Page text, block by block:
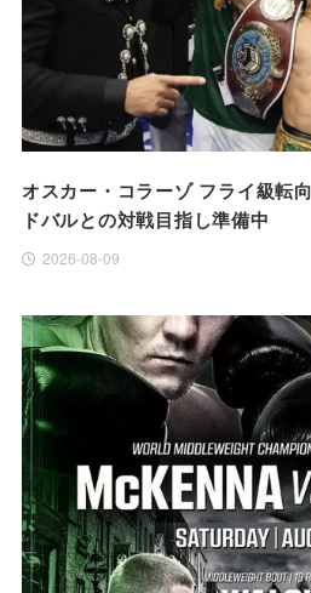
オスカー・コラーゾ フライ級転
ドバルとの対戦目指し準備中
2026-08-09